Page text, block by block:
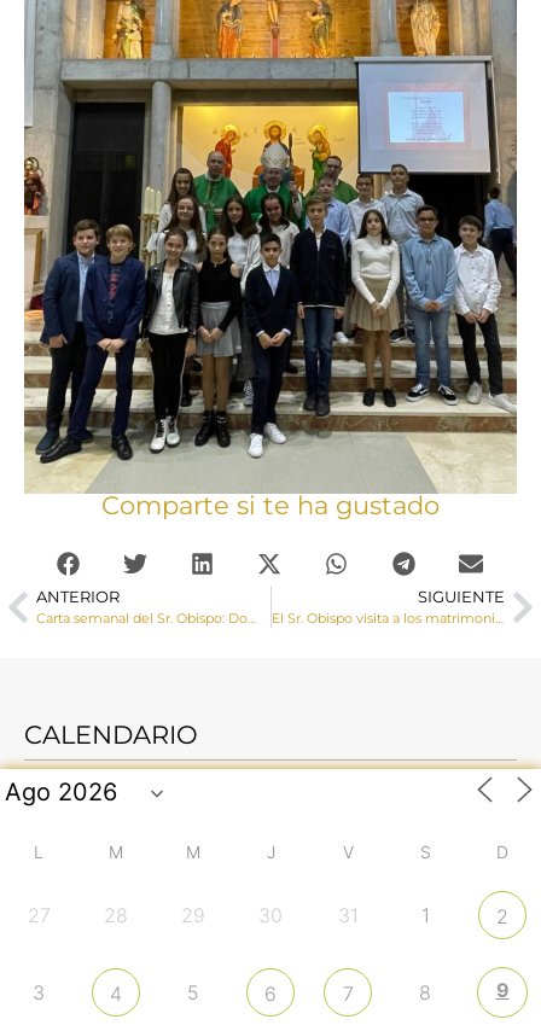
Comparte si te ha gustado
ANTERIOR
Carta semanal del Sr. Obispo: Domund, Jornada Mundial de las Misiones
SIGUIENTE
El Sr. Obispo visita a los matrimonios que participan en la ITV matrimonial
CALENDARIO
L M M J V S D
27 28 29 30 31 1 2
3 4 5 6 7 8 9